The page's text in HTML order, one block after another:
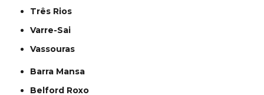
Três Rios
Varre-Sai
Vassouras
Barra Mansa
Belford Roxo